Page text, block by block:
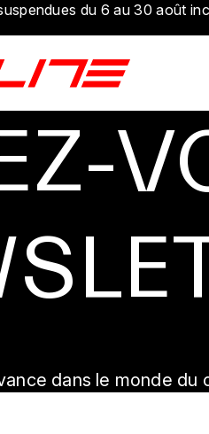
du 6 au 30 août
dans le monde du